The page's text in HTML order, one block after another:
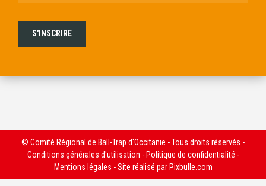
© Comité Régional de Ball-Trap d'Occitanie - Tous droits réservés -
Conditions générales d'utilisation - Politique de confidentialité -
Mentions légales - Site réalisé par Pixbulle.com